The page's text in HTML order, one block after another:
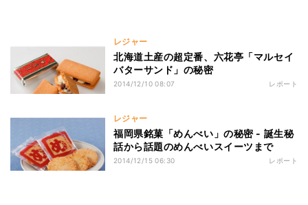
レジャー
北海道土産の超定番、六花亭「マルセイ
バターサンド」の秘密
2014/12/10 08:07 レポート
レジャー
福岡県銘菓「めんべい」の秘密 - 誕生秘
話から話題のめんべいスイーツまで
2014/12/15 06:30 レポート